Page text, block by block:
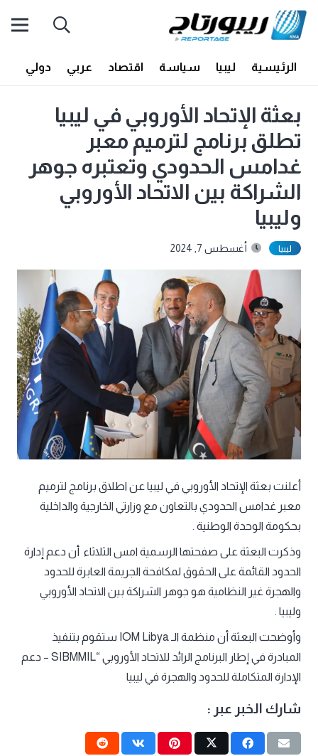
الرئيسية ليبيا سياسة اقتصاد عربي دولي
بعثة الإتحاد الأوروبي في ليبيا
تطلق برنامج لترميم معبر
غدامس الحدودي وتعتبره جوهر
الشراكة بين الاتحاد الأوروبي
وليبيا
ليبيا أغسطس 7, 2024
أعلنت بعثة الإتحاد الأوروبي في ليبيا عن اطلاق برنامج لترميم
معبر غدامس الحدودي بالتعاون مع وزارتي الخارجية والداخلية
بحكومة الوحدة الوطنية .
وذكرت البعثة على صفحتها الرسمية امس الثلاثاء أن دعم إدارة
الحدود القائمة على الحقوق لمكافحة الجريمة العابرة للحدود
والهجرة غير النظامية هو جوهر الشراكة بين الاتحاد الأوروبي
وليبيا .
وأوضحت البعثة أن منظمة الـ IOM Libya ستقوم بتنفيذ
المبادرة في إطار البرنامج الرائد للاتحاد الأوروبي “SIBMMIL – دعم
الإدارة المتكاملة للحدود والهجرة في ليبيا
شارك الخبر عبر :